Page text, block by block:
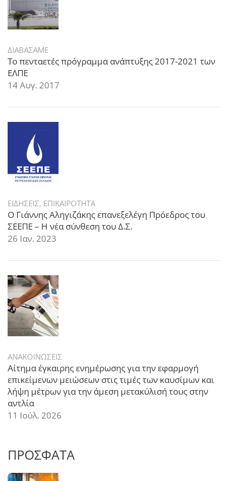
ΔΙΑΒΑΣΑΜΕ
Το πενταετές πρόγραμμα ανάπτυξης 2017-2021 των
ΕΛΠΕ
14 Αυγ. 2017
ΕΙΔΗΣΕΙΣ, ΕΠΙΚΑΙΡΟΤΗΤΑ
Ο Γιάννης Αληγιζάκης επανεξελέγη Πρόεδρος του
ΣΕΕΠΕ – Η νέα σύνθεση του Δ.Σ.
26 Ιαν. 2023
ΑΝΑΚΟΙΝΩΣΕΙΣ
Αίτημα έγκαιρης ενημέρωσης για την εφαρμογή
επικείμενων μειώσεων στις τιμές των καυσίμων και
λήψη μέτρων για την άμεση μετακύλισή τους στην
αντλία
11 Ιούλ. 2026
ΠΡΟΣΦΑΤΑ